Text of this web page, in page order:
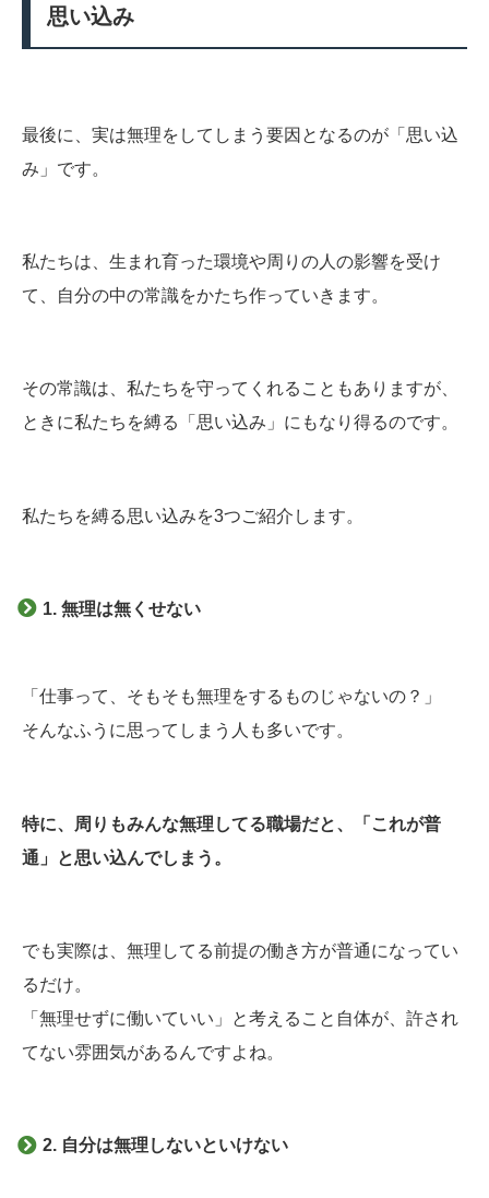
思い込み
最後に、実は無理をしてしまう要因となるのが「思い込
み」です。
私たちは、生まれ育った環境や周りの人の影響を受け
て、自分の中の常識をかたち作っていきます。
その常識は、私たちを守ってくれることもありますが、
ときに私たちを縛る「思い込み」にもなり得るのです。
私たちを縛る思い込みを3つご紹介します。
1. 無理は無くせない
「仕事って、そもそも無理をするものじゃないの？」
そんなふうに思ってしまう人も多いです。
特に、周りもみんな無理してる職場だと、「これが普
通」と思い込んでしまう。
でも実際は、無理してる前提の働き方が普通になってい
るだけ。
「無理せずに働いていい」と考えること自体が、許され
てない雰囲気があるんですよね。
2. 自分は無理しないといけない